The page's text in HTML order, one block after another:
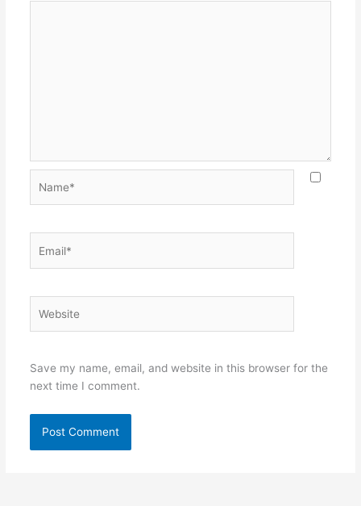
Save my name, email, and website in this browser for the
next time I comment.